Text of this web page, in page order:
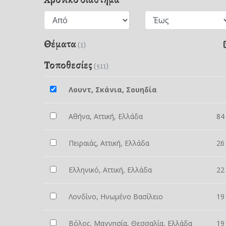
Θέματα(1)
Τοποθεσίες (511)
Λουντ, Σκάνια, Σουηδία
Αθήνα, Αττική, Ελλάδα 84
Πειραιάς, Αττική, Ελλάδα 26
Ελληνικό, Αττική, Ελλάδα 22
Λονδίνο, Ηνωμένο Βασίλειο 19
Βόλος, Μαγνησία, Θεσσαλία, Ελλάδα 19